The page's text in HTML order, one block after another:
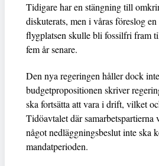
Tidigare har en stängning till
diskuterats, men i våras föreslog
flygplatsen skulle bli fossilfri fram
fem år senare.
Den nya regeringen håller dock
budgetpropositionen skriver
ska fortsätta att vara i drift, vilket
Tidöavtalet där samarbetspartierna
något nedläggningsbeslut inte ska
mandatperioden.